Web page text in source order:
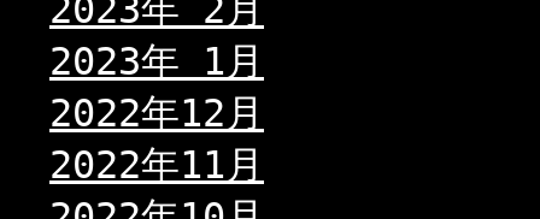
2023年 2月
2023年 1月
2022年12月
2022年11月